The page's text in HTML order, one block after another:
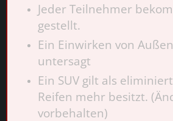
Jeder Teilnehmer
gestellt.
Ein Einwirken von
untersagt
Ein SUV gilt als
Reifen mehr besitzt.
vorbehalten)